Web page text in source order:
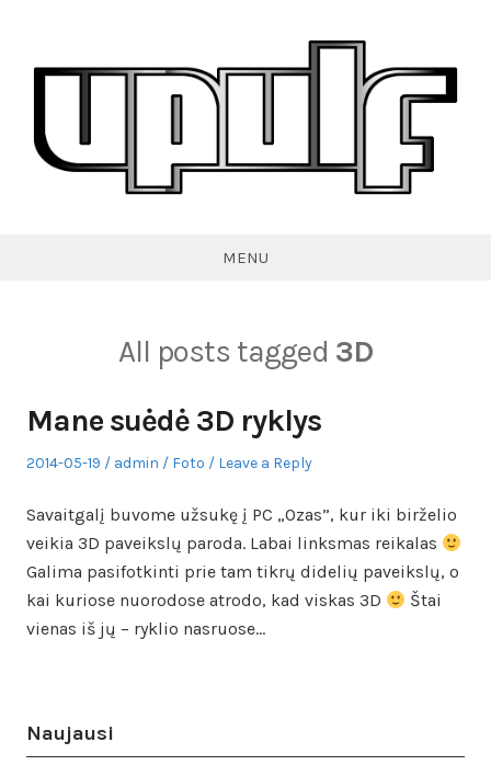
content
MENU
All posts tagged 3D
Mane suėdė 3D ryklys
Posted
2014-05-19 Author
admin
Posted
Foto Leave a Reply
Savaitgalį buvome užsukę į PC „Ozas”, kur iki birželio
veikia 3D paveikslų paroda. Labai linksmas reikalas
Galima pasifotkinti prie tam tikrų didelių paveikslų, o
kai kuriose nuorodose atrodo, kad viskas 3D
Štai
vienas iš jų – ryklio nasruose…
Naujausi